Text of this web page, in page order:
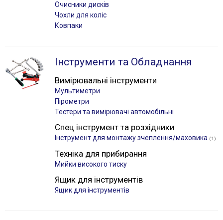
Очисники дисків
Чохли для коліс
Ковпаки
Інструменти та Обладнання
Вимірювальні інструменти
Мультиметри
Пірометри
Тестери та вимірювачі автомобільні
Спец інструмент та розхідники
Інструмент для монтажу зчеплення/маховика (1)
Техніка для прибирання
Мийки високого тиску
Ящик для інструментів
Ящик для інструментів